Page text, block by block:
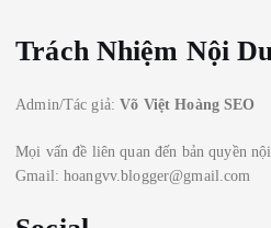
Trách Nhiệm Nội
Admin/Tác giả:Võ Việt Hoàng SEO
Mọi vấn đề liên quan đến bản quyền
Gmail: hoangvv.blogger@gmail.com